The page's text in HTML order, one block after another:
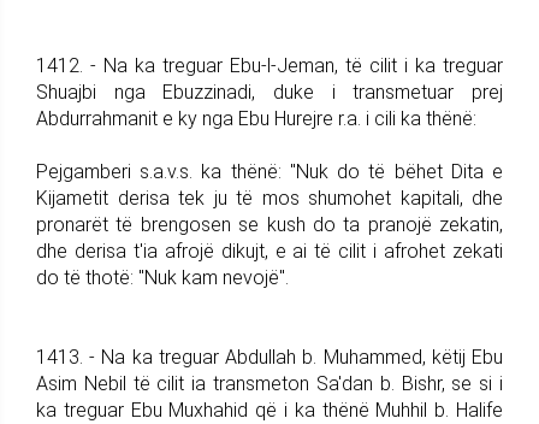
1412. - Na ka treguar Ebu-l-Jeman, të cilit i ka treguar
Shuajbi nga Ebuzzinadi, duke i transmetuar prej
Abdurrahmanit e ky nga Ebu Hurejre r.a. i cili ka thënë:
Pejgamberi s.a.v.s. ka thënë: "Nuk do të bëhet Dita e
Kijametit derisa tek ju të mos shumohet kapitali, dhe
pronarët të brengosen se kush do ta pranojë zekatin,
dhe derisa t'ia afrojë dikujt, e ai të cilit i afrohet zekati
do të thotë: "Nuk kam nevojë".
1413. - Na ka treguar Abdullah b. Muhammed, këtij Ebu
Asim Nebil të cilit ia transmeton Sa'dan b. Bishr, se si i
ka treguar Ebu Muxhahid që i ka thënë Muhhil b. Halife